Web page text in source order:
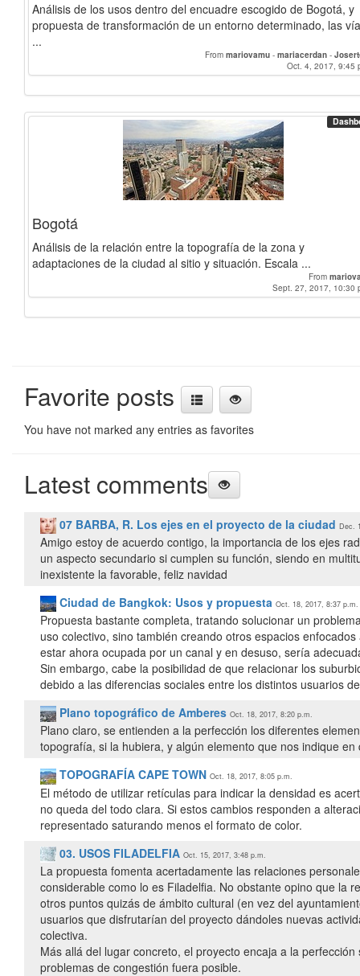
Análisis de los usos dentro del encuadre escogido de Bogotá, y
propuesta de transformación de un entorno determinado, las
...
From mariovamu - mariacerdan -
Oct. 4, 2017, 9:45
Bogotá
Análisis de la relación entre la topografía de la zona y
adaptaciones de la ciudad al sitio y situación. Escala ...
From
Sept. 27, 2017, 10:30
Favorite posts
You have not marked any entries as favorites
Latest comments
07 BARBA, R. Los ejes en el proyecto de la ciudad Dec.
Amigo estoy de acuerdo contigo, la importancia de los ejes
un aspecto secundario si cumplen su función, siendo en
inexistente la favorable, feliz navidad
Ciudad de Bangkok: Usos y propuesta Oct. 18, 2017, 8:37 p.m.
Propuesta bastante completa, tratando solucionar un
uso colectivo, sino también creando otros espacios
estar ahora ocupada por un canal y en desuso, sería
Sin embargo, cabe la posibilidad de que relacionar los
debido a las diferencias sociales entre los distintos usuarios
Plano topográfico de Amberes Oct. 18, 2017, 8:20 p.m.
Plano claro, se entienden a la perfección los diferentes
topografía, si la hubiera, y algún elemento que nos indique
TOPOGRAFÍA CAPE TOWN Oct. 18, 2017, 8:05 p.m.
El método de utilizar retículas para indicar la densidad es
no queda del todo clara. Si estos cambios responden a
representado saturando menos el formato de color.
03. USOS FILADELFIA Oct. 15, 2017, 3:48 p.m.
La propuesta fomenta acertadamente las relaciones
considerable como lo es Filadelfia. No obstante opino que la
otros puntos quizás de ámbito cultural (en vez del
usuarios que disfrutarían del proyecto dándoles nuevas
colectiva.
Más allá del lugar concreto, el proyecto encaja a la
problemas de congestión fuera posible.